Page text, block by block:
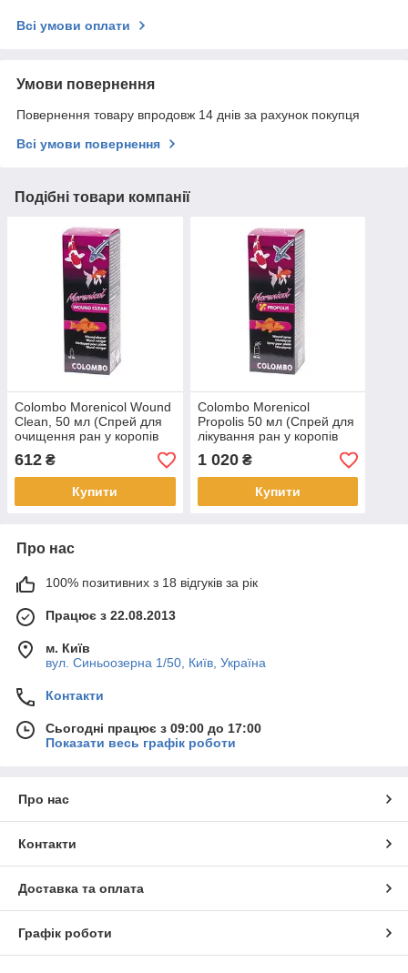
Всі умови оплати
Умови повернення
Повернення товару впродовж 14 днів за рахунок покупця
Всі умови повернення
Подібні товари компанії
Colombo Morenicol Wound
Clean, 50 мл (Спрей для
очищення ран у коропів
Кої)
612 ₴
Купити
Colombo Morenicol
Propolis 50 мл (Спрей для
лікування ран у коропів
Кої)
1 020₴
Купити
Про нас
100% позитивних з 18 відгуків за рік
Працює з 22.08.2013
м. Київ
вул. Синьоозерна 1/50, Київ, Україна
Контакти
Сьогодні працює з 09:00 до 17:00
Показати весь графік роботи
Про нас
Контакти
Доставка та оплата
Графік роботи